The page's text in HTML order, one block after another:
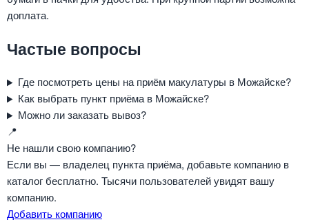
доплата.
Частые вопросы
Где посмотреть цены на приём макулатуры в Можайске?
Как выбрать пункт приёма в Можайске?
Можно ли заказать вывоз?
📍
Не нашли свою компанию?
Если вы — владелец пункта приёма, добавьте компанию в
каталог бесплатно. Тысячи пользователей увидят вашу
компанию.
Добавить компанию